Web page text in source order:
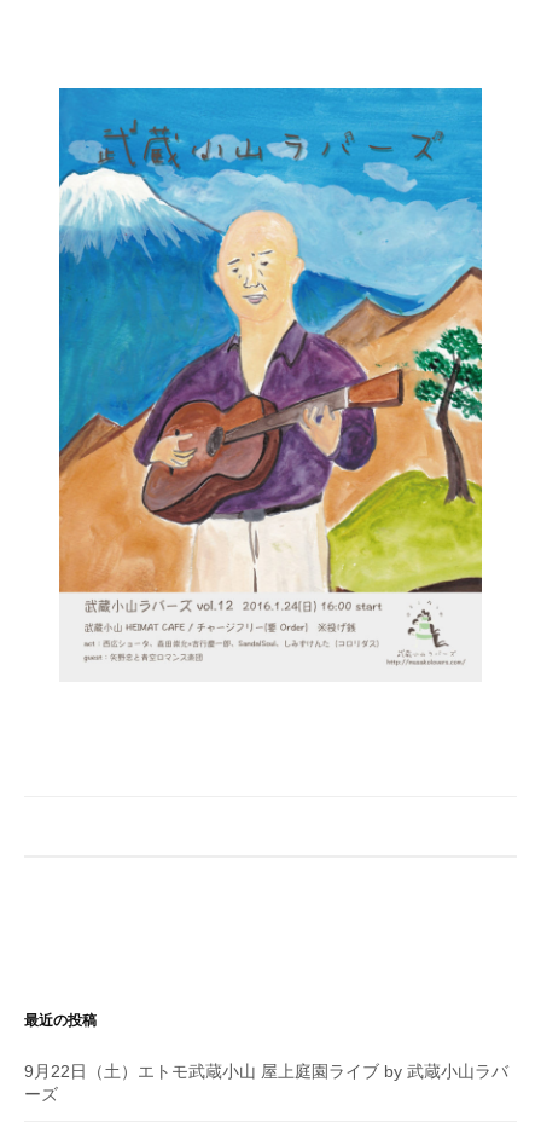
最近の投稿
9月22日（土）エトモ武蔵小山 屋上庭園ライブ by 武蔵小山ラバ
ーズ